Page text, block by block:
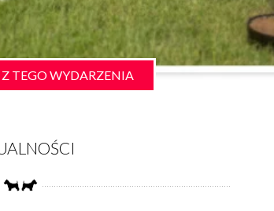
TEGO WYDARZENIA